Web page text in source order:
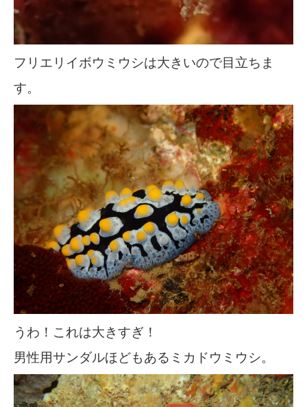
フリエリイボウミウシは大きいので目立ちま
す。
うわ！これは大きすぎ！
男性用サンダルほどもあるミカドウミウシ。